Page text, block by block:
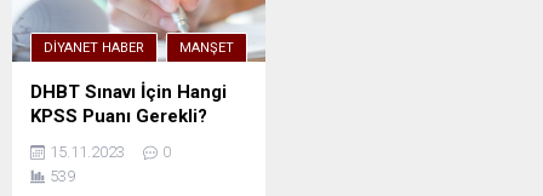
DIYANET HABER MANŞET
DHBT Sınavı İçin Hangi
KPSS Puanı Gerekli?
15.11.2023
0
539